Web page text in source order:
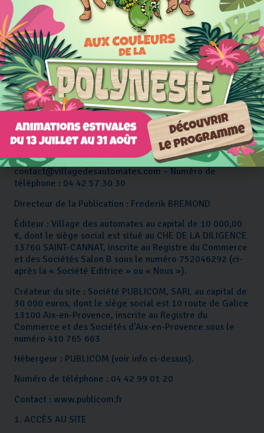
Nous vous invitons à lire attentivement les présentes
conditions d’utilisation qui régissent la navigation sur ce
site (ci-après les « Conditions d’Utilisation »). En utilisant
le site, vous acceptez sans réserve les présentes
Conditions d’Utilisation.
Pour toute demande relative à votre utilisation du Site,
vous pouvez nous contacter à l’adresse suivante :
contact@villagedesautomates.com
MENTIONS LÉGALES
URL du Site: www.villagedesautomates.com/
Contact : Courrier électronique :
contact@villagedesautomates.com – Numéro de
téléphone : 04 42 57 30 30
Directeur de la Publication : Frederik BREMOND
Éditeur : Village des automates au capital de 10 000,00
€, dont le siège social est situé au CHE DE LA DILIGENCE
13760 SAINT-CANNAT, inscrite au Registre du Commerce
et des Sociétés Salon B sous le numéro 752046292 (ci-
après la « Société Editrice » ou « Nous »).
Créateur du site : Société PUBLICOM, SARL au capital de
30 000 euros, dont le siège social est 10 route de Galice
13100 Aix-en-Provence, inscrite au Registre du
Commerce et des Sociétés d’Aix-en-Provence sous le
numéro 410 765 663
Hébergeur : PUBLICOM (voir info ci-dessus).
Numéro de téléphone : 04 42 99 01 20
Contact : www.publicom.fr
1. ACCÈS AU SITE